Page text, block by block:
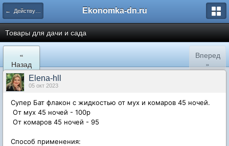
← Действующие закупки Ekonomka-dn.ru
Товары для дачи и сада
«
Назад
Вперед
»
Elena-hll
05 окт 2023
Супер Бат флакон с жидкостью от мух и комаров 45 ночей.
От мух 45 ночей - 100р
От комаров 45 ночей - 95
Способ применения: